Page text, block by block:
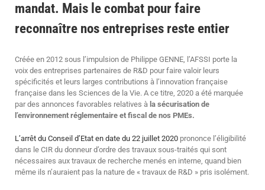
mandat. Mais le combat pour faire
reconnaître nos entreprises reste entier
Créée en 2012 sous l’impulsion de Philippe GENNE, l’AFSSI porte la
voix des entreprises partenaires de R&D pour faire valoir leurs
spécificités et leurs larges contributions à l’innovation française
française dans les Sciences de la Vie. A ce titre, 2020 a été marquée
par des annonces favorables relatives à la sécurisation de
l’environnement réglementaire et fiscal de nos PMEs.
L’arrêt du Conseil d’Etat en date du 22 juillet 2020 prononce l’éligibilité
dans le CIR du donneur d’ordre des travaux sous-traités qui sont
nécessaires aux travaux de recherche menés en interne, quand bien
même ils n’auraient pas la nature de « travaux de R&D » pris isolément.